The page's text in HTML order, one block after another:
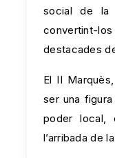
social de la
convertint-
destacades
El II
ser una figura
poder local,
l’arribada de